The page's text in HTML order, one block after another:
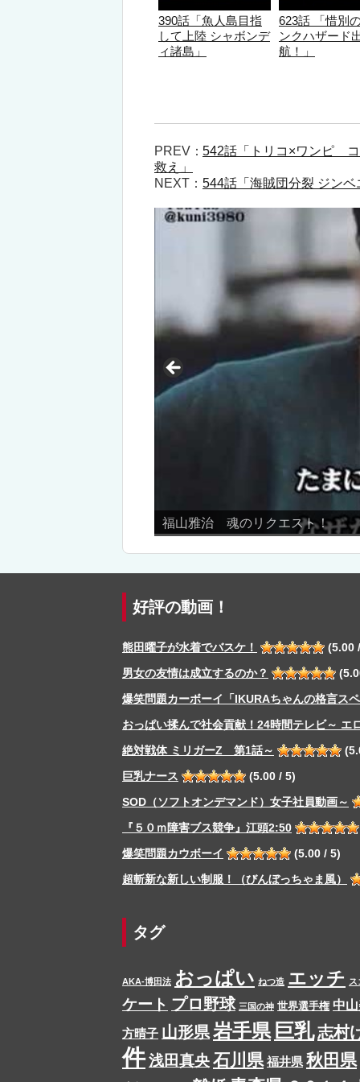
390話「魚人島目指
して上陸 シャボンデ
ィ諸島」
623話 「惜別
ンクハザード
航！」
PREV：542話「トリコ×ワンピ
救え」
NEXT： 544話「海賊団分裂 ジン
鬼頭桃菜(
好評の動画！
熊田曜子が水着でバスケ！
(5.00
男女の友情は成立するのか？
爆笑問題カーボーイ「IKURAちゃんの格言ス
おっぱい揉んで社会貢献！24時間テレビ～ エ
絶対戦体 ミリガーZ 第1話～
巨乳ナース
(5.00 / 5)
SOD（ソフトオンデマンド）女子社員動画～
『５０ｍ障害ブス競争』江頭2:50
爆笑問題カウボーイ
(5.00 / 5)
超斬新な新しい制服！（びんぼっちゃま風）
タグ
AKA-博田法 おっぱい ねつ造 エッチ ス
ケート プロ野球 三国の神 世界選手権 中
方晴子 山形県岩手県 巨乳志村
件浅田真央石川県 福井県 秋田県